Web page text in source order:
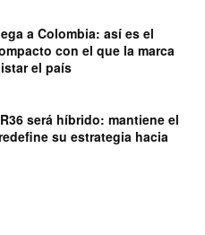
a Colombia: así es el
con el que la marca
el país
será híbrido: mantiene el
su estrategia hacia